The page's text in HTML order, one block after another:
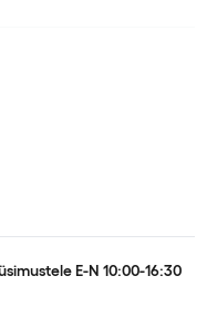
E-N 10:00-16:30